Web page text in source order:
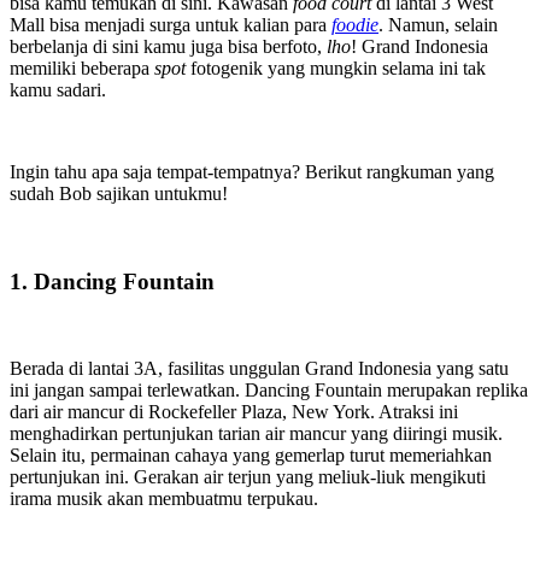
Mall bisa menjadi surga untuk kalian para foodie. Namun, selain
berbelanja di sini kamu juga bisa berfoto, lho! Grand Indonesia
memiliki beberapa spotfotogenik yang mungkin selama ini tak
kamu sadari.
Ingin tahu apa saja tempat-tempatnya? Berikut rangkuman yang
sudah Bob sajikan untukmu!
1. Dancing Fountain
Berada di lantai 3A, fasilitas unggulan Grand Indonesia yang satu
ini jangan sampai terlewatkan. Dancing Fountain merupakan replika
dari air mancur di Rockefeller Plaza, New York. Atraksi ini
menghadirkan pertunjukan tarian air mancur yang diiringi musik.
Selain itu, permainan cahaya yang gemerlap turut memeriahkan
pertunjukan ini. Gerakan air terjun yang meliuk-liuk mengikuti
irama musik akan membuatmu terpukau.